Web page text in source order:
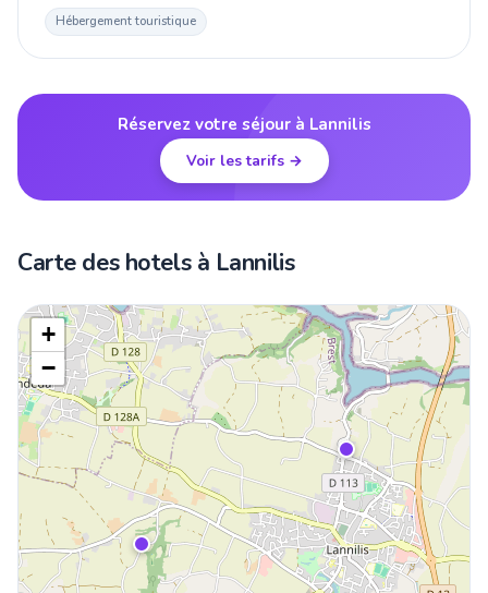
Hébergement touristique
Réservez votre séjour à Lannilis
Voir les tarifs →
Carte des hotels à Lannilis
+
−